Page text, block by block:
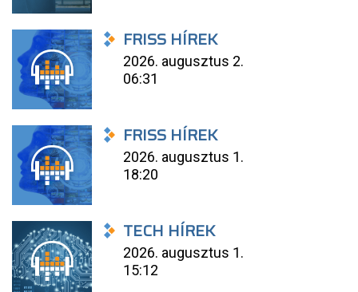
FRISS HÍREK
2026. augusztus 2.
06:31
FRISS HÍREK
2026. augusztus 1.
18:20
TECH HÍREK
2026. augusztus 1.
15:12